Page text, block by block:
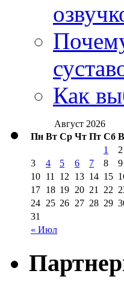
Как
Август 2026
Пн Вт Ср Чт Пт Сб
« Июл
1
2
3
4 5 6 7 8
9
10 11 12 13 14 15
17 18 19 20 21 22
24 25 26 27 28 29
31